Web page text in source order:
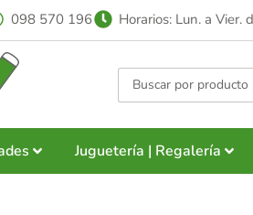
098 570 196 Horarios: Lun. a Vier.
Juguetería | Regalería